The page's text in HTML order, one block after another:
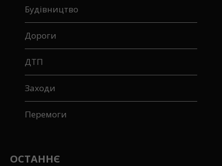
Будівництво
Дороги
ДТП
Заходи
Перемоги
ОСТАННЄ